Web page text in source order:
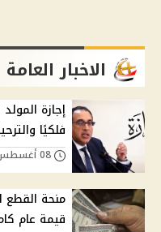
الاخبار العامة
فلكيًا
منحة
قيمة عام